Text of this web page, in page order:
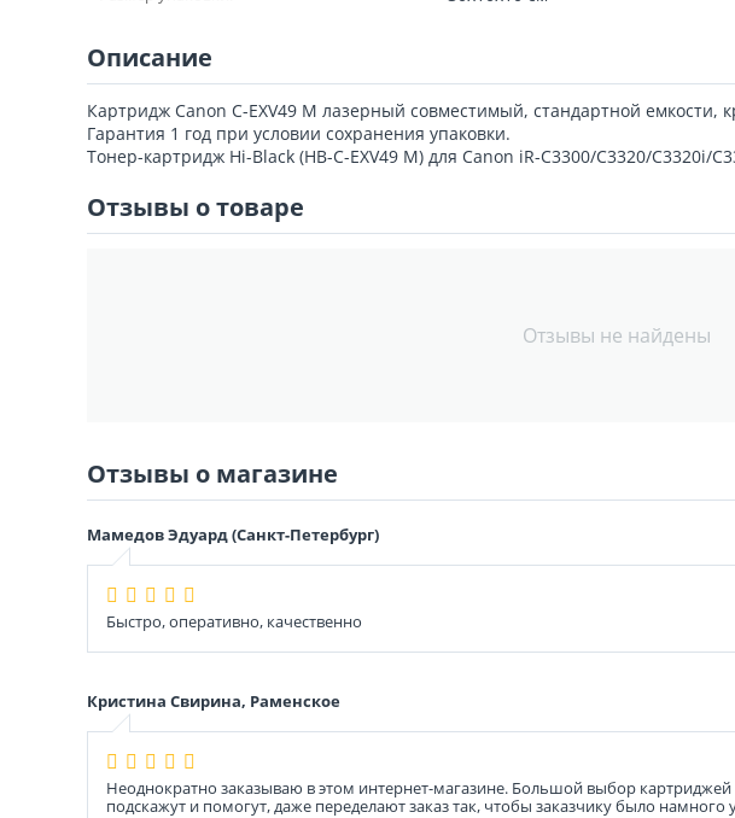
Описание
Картридж Canon C-EXV49 M лазерный совместимый, стандартной
Гарантия 1 год при условии сохранения упаковки.
Тонер-картридж Hi-Black (HB-C-EXV49 M) для Canon iR-C3300/C3320/C3320i/
Отзывы о товаре
Отзывы не найдены
Отзывы о магазине
Мамедов Эдуард (Санкт-Петербург)
Быстро, оперативно, качественно
Кристина Свирина, Раменское
Неоднократно заказываю в этом интернет-магазине. Большой выбор
подскажут и помогут, даже переделают заказ так, чтобы заказчику было